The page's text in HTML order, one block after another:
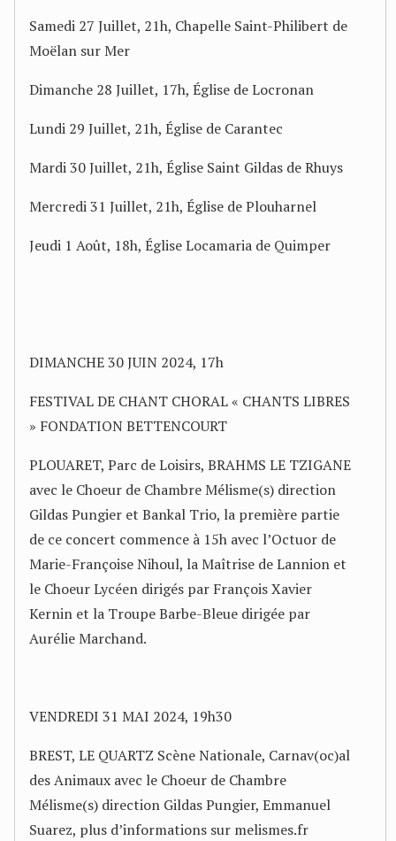
Samedi 27 Juillet, 21h, Chapelle Saint-Philibert de
Moëlan sur Mer
Dimanche 28 Juillet, 17h, Église de Locronan
Lundi 29 Juillet, 21h, Église de Carantec
Mardi 30 Juillet, 21h, Église Saint Gildas de Rhuys
Mercredi 31 Juillet, 21h, Église de Plouharnel
Jeudi 1 Août, 18h, Église Locamaria de Quimper
DIMANCHE 30 JUIN 2024, 17h
FESTIVAL DE CHANT CHORAL « CHANTS LIBRES
» FONDATION BETTENCOURT
PLOUARET, Parc de Loisirs, BRAHMS LE TZIGANE
avec le Choeur de Chambre Mélisme(s) direction
Gildas Pungier et Bankal Trio, la première partie
de ce concert commence à 15h avec l’Octuor de
Marie-Françoise Nihoul, la Maîtrise de Lannion et
le Choeur Lycéen dirigés par François Xavier
Kernin et la Troupe Barbe-Bleue dirigée par
Aurélie Marchand.
VENDREDI 31 MAI 2024, 19h30
BREST, LE QUARTZ Scène Nationale, Carnav(oc)al
des Animaux avec le Choeur de Chambre
Mélisme(s) direction Gildas Pungier, Emmanuel
Suarez, plus d’informations sur melismes.fr